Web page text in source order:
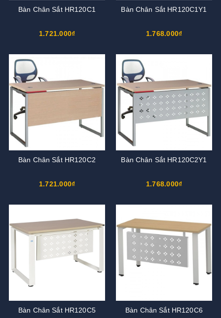
Bàn Chân Sắt HR120C1
1.721.000₫
Bàn Chân Sắt HR120C1Y1
1.768.000₫
Bàn Chân Sắt HR120C2
1.721.000₫
Bàn Chân Sắt HR120C2Y1
1.768.000₫
Bàn Chân Sắt HR120C5 Bàn Chân Sắt HR120C6